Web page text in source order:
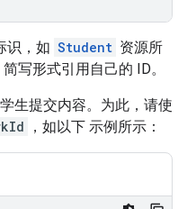
识，如 Student 资源所
简写形式引用自己的 ID。
生提交内容。为此，请使
，如以下 示例所示：